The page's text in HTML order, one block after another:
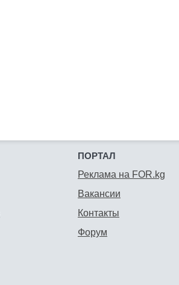
ПОРТАЛ
Реклама на FOR.kg
Вакансии
Контакты
Форум